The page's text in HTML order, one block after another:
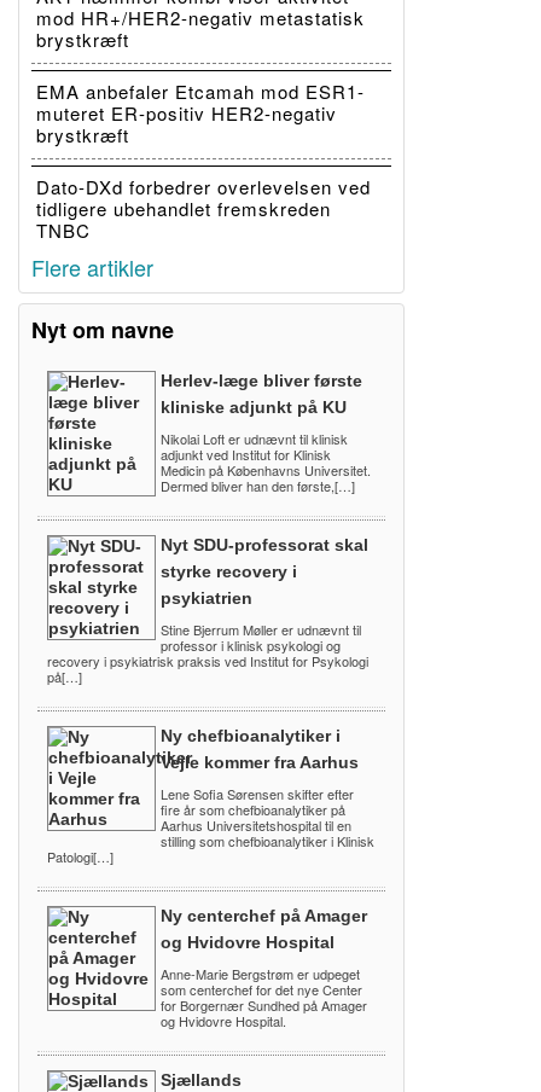
mod HR+/HER2-negativ metastatisk
brystkræft
EMA anbefaler Etcamah mod ESR1-
muteret ER-positiv HER2-negativ
brystkræft
Dato-DXd forbedrer overlevelsen ved
tidligere ubehandlet fremskreden
TNBC
Flere artikler
Nyt om navne
Herlev-læge bliver første
kliniske adjunkt på KU
Nikolai Loft er udnævnt til klinisk
adjunkt ved Institut for Klinisk
Medicin på Københavns Universitet.
Dermed bliver han den første,[…]
Nyt SDU-professorat skal
styrke recovery i
psykiatrien
Stine Bjerrum Møller er udnævnt til
professor i klinisk psykologi og
recovery i psykiatrisk praksis ved Institut for Psykologi
på[…]
Ny chefbioanalytiker i
Vejle kommer fra Aarhus
Lene Sofia Sørensen skifter efter
fire år som chefbioanalytiker på
Aarhus Universitetshospital til en
stilling som chefbioanalytiker i Klinisk
Patologi[…]
Ny centerchef på Amager
og Hvidovre Hospital
Anne-Marie Bergstrøm er udpeget
som centerchef for det nye Center
for Borgernær Sundhed på Amager
og Hvidovre Hospital.
Sjællands